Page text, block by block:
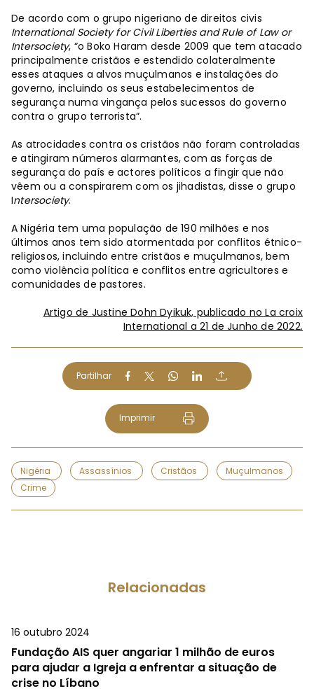
De acordo com o grupo nigeriano de direitos civis
International Society for Civil Liberties and Rule of Law or
Intersociety, “o Boko Haram desde 2009 que tem atacado
principalmente cristãos e estendido colateralmente
esses ataques a alvos muçulmanos e instalações do
governo, incluindo os seus estabelecimentos de
segurança numa vingança pelos sucessos do governo
contra o grupo terrorista”.
As atrocidades contra os cristãos não foram controladas
e atingiram números alarmantes, com as forças de
segurança do país e actores políticos a fingir que não
vêem ou a conspirarem com os jihadistas, disse o grupo
Intersociety.
A Nigéria tem uma população de 190 milhões e nos
últimos anos tem sido atormentada por conflitos étnico-
religiosos, incluindo entre cristãos e muçulmanos, bem
como violência política e conflitos entre agricultores e
comunidades de pastores.
Artigo de Justine Dohn Dyikuk, publicado no La croix
International a 21 de Junho de 2022.
Partilhar
Imprimir
Nigéria Assassínios Cristãos
Muçulmanos
Crime
Relacionadas
16 outubro 2024
Fundação AIS quer angariar 1 milhão de euros
para ajudar a Igreja a enfrentar a situação de
crise no Líbano